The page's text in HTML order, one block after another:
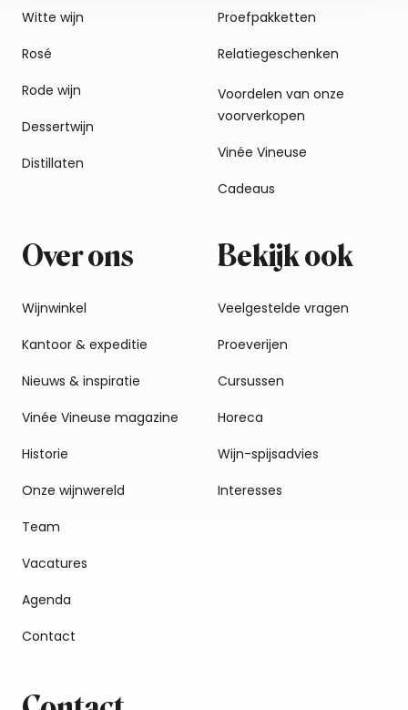
Witte wijn
Rosé
Rode wijn
Dessertwijn
Distillaten
Proefpakketten
Relatiegeschenken
Voordelen van onze
voorverkopen
Vinée Vineuse
Cadeaus
Over ons
Wijnwinkel
Kantoor & expeditie
Nieuws & inspiratie
Vinée Vineuse magazine
Historie
Onze wijnwereld
Team
Vacatures
Agenda
Contact
Bekijk ook
Veelgestelde vragen
Proeverijen
Cursussen
Horeca
Wijn-spijsadvies
Interesses